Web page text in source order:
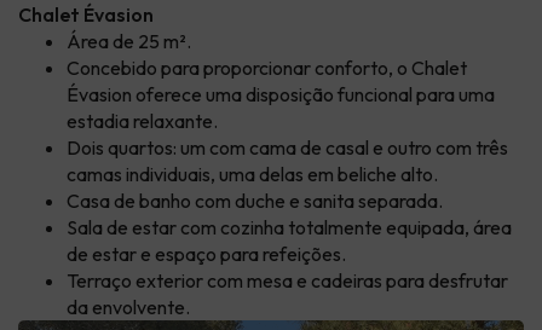
Chalet Évasion
Área de 25 m².
Concebido para proporcionar conforto, o Chalet
Évasion oferece uma disposição funcional para uma
estadia relaxante.
Dois quartos: um com cama de casal e outro com três
camas individuais, uma delas em beliche alto.
Casa de banho com duche e sanita separada.
Sala de estar com cozinha totalmente equipada, área
de estar e espaço para refeições.
Terraço exterior com mesa e cadeiras para desfrutar
da envolvente.